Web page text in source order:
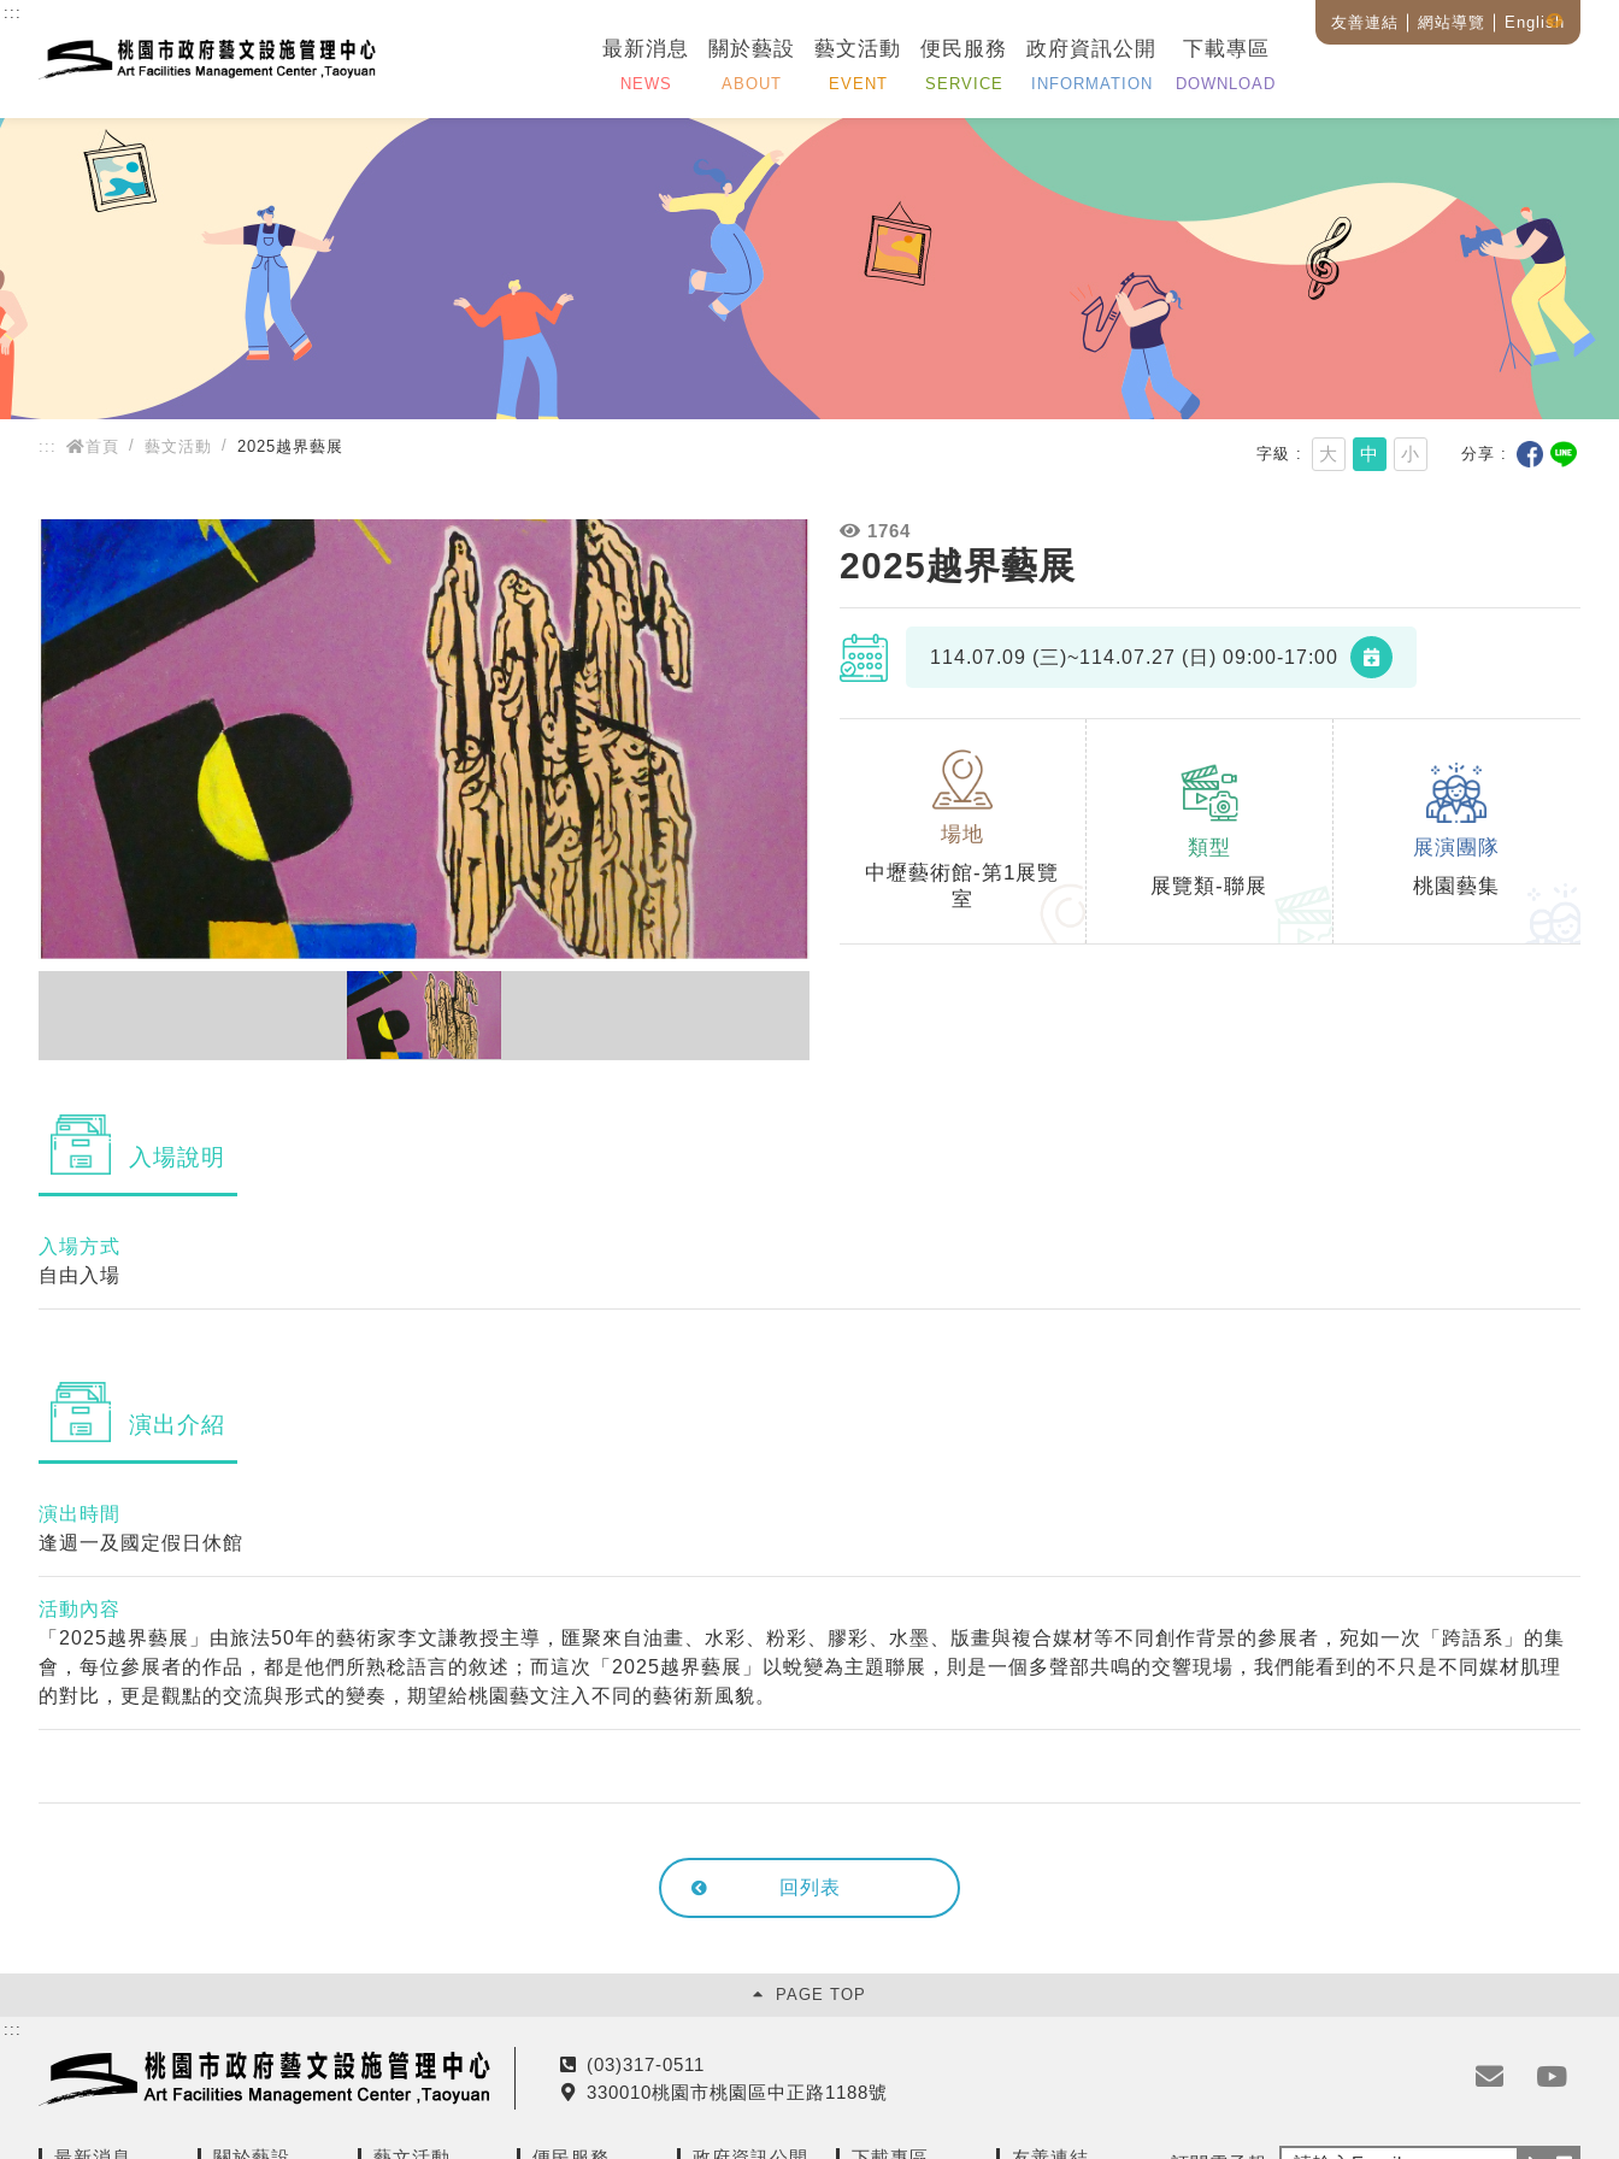
:::
最新消息
NEWS
關於藝設
ABOUT
藝文活動
EVENT
便民服務
SERVICE
政府資訊公開
INFORMATION
下載專區
DOWNLOAD
友善連結 網站導覽 English
::: 首頁 藝文活動 2025越界藝展 字級 大 中 小 分享
1764
2025越界藝展
114.07.09 (三)~114.07.27 (日) 09:00-17:00
場地
中壢藝術館-第1展覽
室
類型
展覽類-聯展
展演團隊
桃園藝集
入場說明
入場方式
自由入場
演出介紹
演出時間
逢週一及國定假日休館
活動內容
「2025越界藝展」由旅法50年的藝術家李文謙教授主導，匯聚來自油畫、水彩、粉彩、膠彩、水墨、版畫與複合媒材等不同創作背景的參展者，宛如一次「跨語系」的集
會，每位參展者的作品，都是他們所熟稔語言的敘述；而這次「2025越界藝展」以蛻變為主題聯展，則是一個多聲部共鳴的交響現場，我們能看到的不只是不同媒材肌理
的對比，更是觀點的交流與形式的變奏，期望給桃園藝文注入不同的藝術新風貌。
回列表
PAGE TOP
:::
電
話
(03)317-0511
地
330010桃園市桃園區中正路1188號
m
t